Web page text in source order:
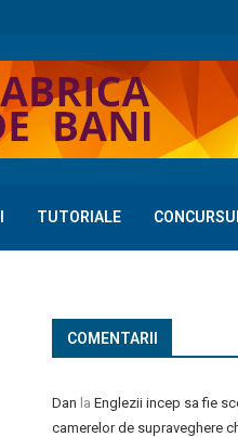
TUTORIALE
COMENTARII
Dan la Englezii incep sa fie
camerelor de supraveghere